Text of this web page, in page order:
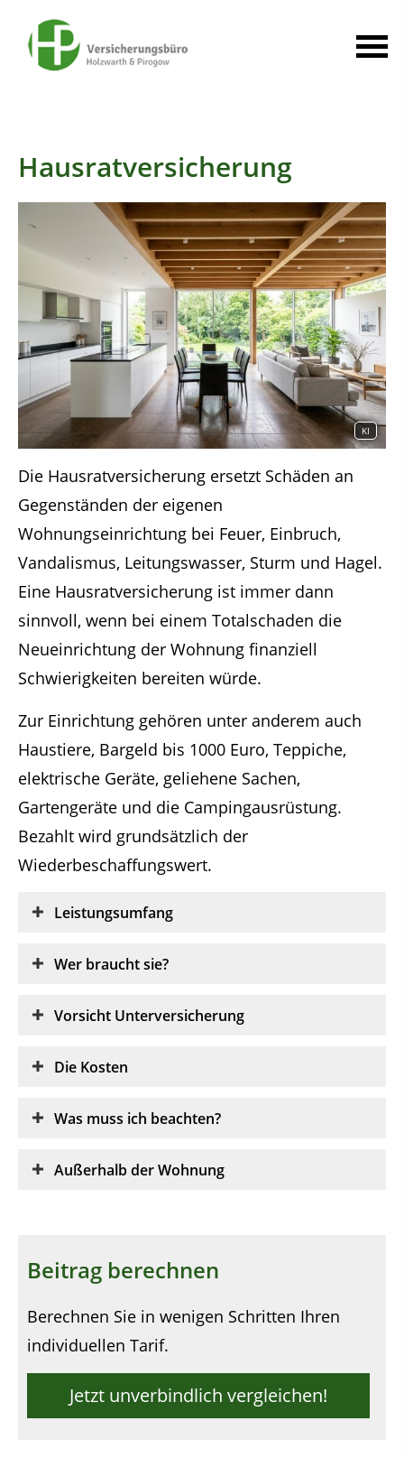
Hausratversicherung
KI
Die Hausratversicherung ersetzt Schäden an
Gegenständen der eigenen
Wohnungseinrichtung bei Feuer, Einbruch,
Vandalismus, Leitungswasser, Sturm und Hagel.
Eine Hausratversicherung ist immer dann
sinnvoll, wenn bei einem Totalschaden die
Neueinrichtung der Wohnung finanziell
Schwierigkeiten bereiten würde.
Zur Einrichtung gehören unter anderem auch
Haustiere, Bargeld bis 1000 Euro, Teppiche,
elektrische Geräte, geliehene Sachen,
Gartengeräte und die Campingausrüstung.
Bezahlt wird grundsätzlich der
Wiederbeschaffungswert.
Leistungsumfang
Wer braucht sie?
Vorsicht Unterversicherung
Die Kosten
Was muss ich beachten?
Außerhalb der Wohnung
Beitrag berechnen
Berechnen Sie in wenigen Schritten Ihren
individuellen Tarif.
Jetzt unverbindlich vergleichen!